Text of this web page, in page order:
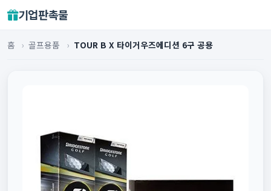
기업판촉물
홈 › 골프용품 › TOUR B X 타이거우즈에디션 6구 공용